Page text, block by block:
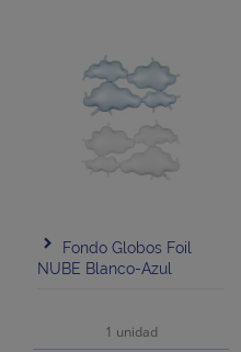
Fondo Globos Foil
NUBE Blanco-Azul
1 unidad